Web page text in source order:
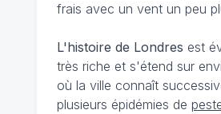
frais avec un vent un peu
L'histoire de Londres est
très riche et s'étend sur
où la ville connaît
plusieurs épidémies de